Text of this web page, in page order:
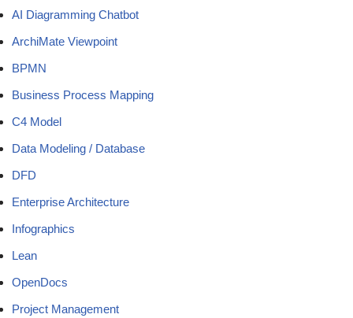
AI Diagramming Chatbot
ArchiMate Viewpoint
BPMN
Business Process Mapping
C4 Model
Data Modeling / Database
DFD
Enterprise Architecture
Infographics
Lean
OpenDocs
Project Management